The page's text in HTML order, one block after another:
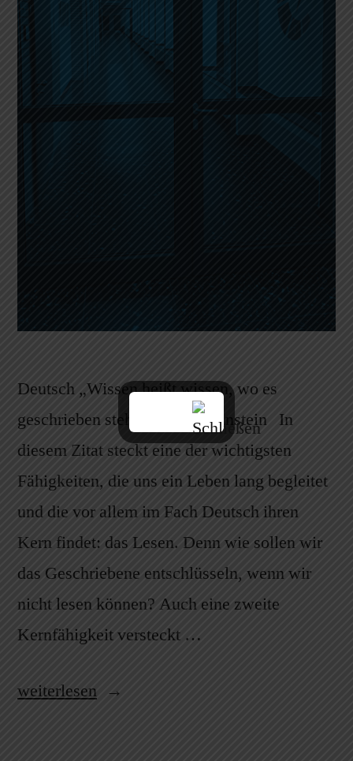
Deutsch „Wissen heißt wissen, wo es
geschrieben steht.“ – Alber Einstein In
diesem Zitat steckt eine der wichtigsten
Fähigkeiten, die uns ein Leben lang begleitet
und die vor allem im Fach Deutsch ihren
Kern findet: das Lesen. Denn wie sollen wir
das Geschriebene entschlüsseln, wenn wir
nicht lesen können? Auch eine zweite
Kernfähigkeit versteckt …
weiterlesen